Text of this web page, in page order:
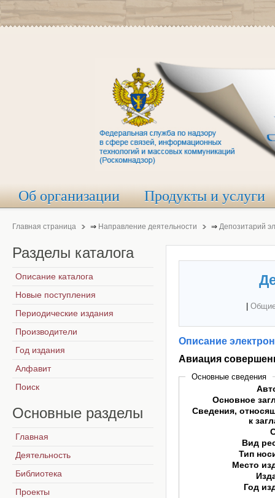
Об организации Продукты и услуги
Главная страница ⇒ Направление деятельности ⇒ Депозитарий
Описание
Авиация
Основные сведения
Основное
Сведения,
к
Вид
Тип
Место
Год
Разделы каталога
Описание каталога
Новые поступления
Периодические издания
Производители
Год издания
Алфавит
Поиск
Основные разделы
Главная
Деятельность
Библиотека
Проекты